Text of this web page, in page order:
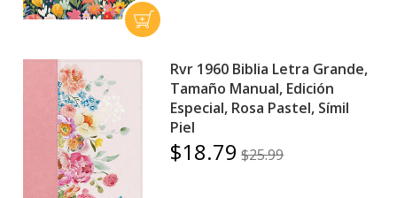
Rvr 1960 Biblia Letra Grande,
Tamaño Manual, Edición
Especial, Rosa Pastel, Símil
Piel
$18.79 $25.99